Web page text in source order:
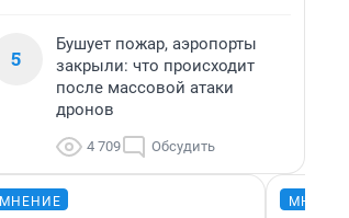
5
Бушует пожар, аэропорты
закрыли: что происходит
после массовой атаки
дронов
4 709 Обсудить
МНЕНИЕ